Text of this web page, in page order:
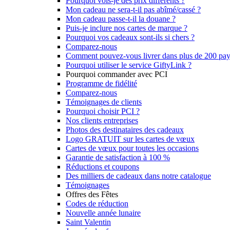
Mon cadeau ne sera-t-il pas abîmé/cassé ?
Mon cadeau passe-t-il la douane ?
Puis-je inclure nos cartes de marque ?
Pourquoi vos cadeaux sont-ils si chers ?
Comparez-nous
Comment pouvez-vous livrer dans plus de 200
Pourquoi utiliser le service GiftyLink ?
Pourquoi commander avec PCI
Programme de fidélité
Comparez-nous
Témoignages de clients
Pourquoi choisir PCI ?
Nos clients entreprises
Photos des destinataires des cadeaux
Logo GRATUIT sur les cartes de vœux
Cartes de vœux pour toutes les occasions
Garantie de satisfaction à 100 %
Réductions et coupons
Des milliers de cadeaux dans notre catalogue
Témoignages
Offres des Fêtes
Codes de réduction
Nouvelle année lunaire
Saint Valentin